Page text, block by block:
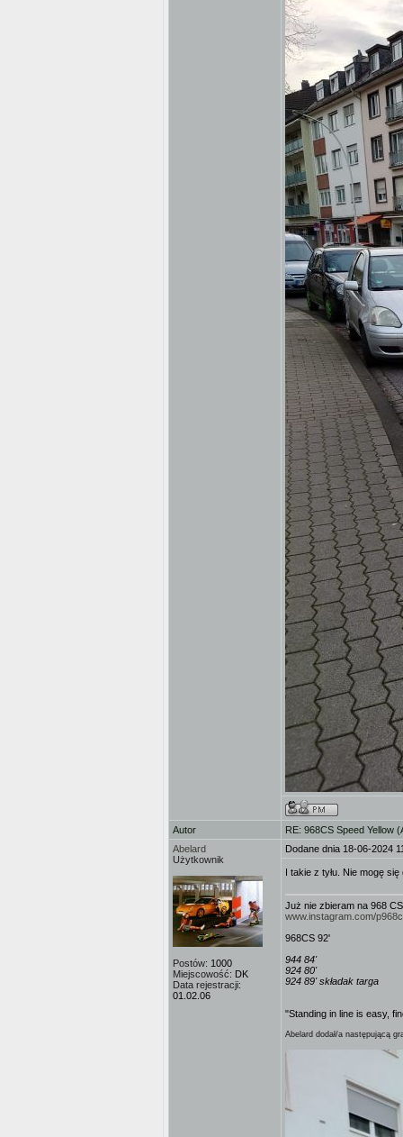
Autor
RE: 968CS Speed Yellow
Abelard
Użytkownik
Postów: 1000
Miejscowość: DK
Data rejestracji:
01.02.06
Dodane dnia 18-06-2024
I takie z tyłu. Nie mogę
Już nie zbieram na 968 CS
www.instagram.com/
968CS 92'
944 84'
924 80'
924 89' składak targa
"Standing in line is easy,
Abelard dodał/a następującą